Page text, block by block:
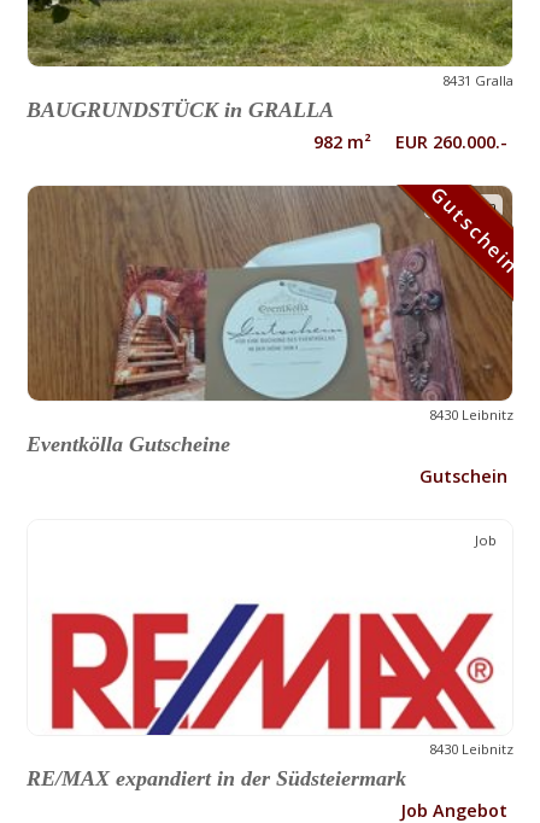
8431 Gralla
BAUGRUNDSTÜCK in GRALLA
982 m² EUR 260.000.-
Gutschein
8430 Leibnitz
Eventkölla Gutscheine
Gutschein
Gutschein
Job
8430 Leibnitz
RE/MAX expandiert in der Südsteiermark
Job Angebot